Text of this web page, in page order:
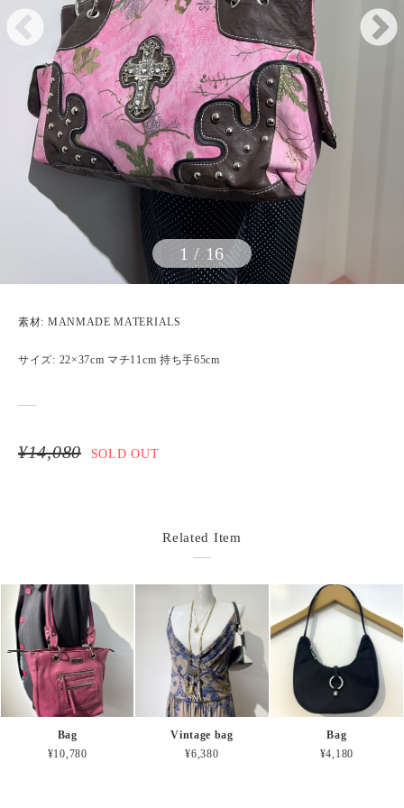
1/ 16
素材: MANMADE MATERIALS
サイズ: 22×37cm マチ11cm 持ち手65cm
¥14,080 SOLD OUT
Related Item
Bag
¥10,780
Vintage bag
¥6,380
Bag
¥4,180